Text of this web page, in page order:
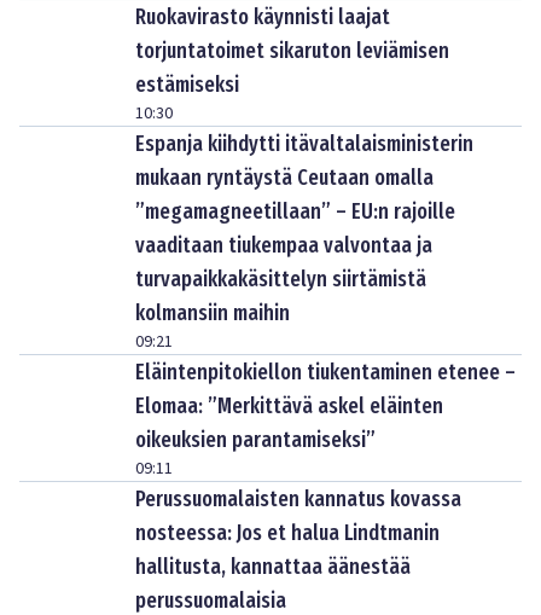
Ruokavirasto käynnisti laajat
torjuntatoimet sikaruton leviämisen
estämiseksi
10:30
Espanja kiihdytti itävaltalaisministerin
mukaan ryntäystä Ceutaan omalla
”megamagneetillaan” – EU:n rajoille
vaaditaan tiukempaa valvontaa ja
turvapaikkakäsittelyn siirtämistä
kolmansiin maihin
09:21
Eläintenpitokiellon tiukentaminen etenee –
Elomaa: ”Merkittävä askel eläinten
oikeuksien parantamiseksi”
09:11
Perussuomalaisten kannatus kovassa
nosteessa: Jos et halua Lindtmanin
hallitusta, kannattaa äänestää
perussuomalaisia